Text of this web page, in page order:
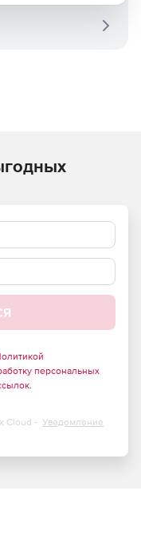
персональных
.
Cloud - Уведомление